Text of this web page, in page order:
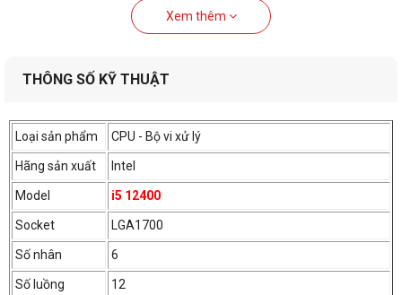
Xem thêm
THÔNG SỐ KỸ THUẬT
Loại sản phẩm CPU - Bộ vi xử lý
Hãng sản xuất Intel
Model i5 12400
Socket LGA1700
Số nhân 6
Số luồng 12